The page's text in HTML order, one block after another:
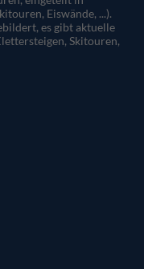
Eiswände, ...).
es gibt aktuelle
Skitouren,